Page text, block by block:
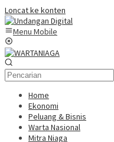
Loncat ke konten
Menu Mobile
Home
Ekonomi
Peluang & Bisnis
Warta Nasional
Mitra Niaga